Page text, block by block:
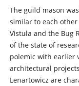
The guild mason
similar to each
Vistula and the Bug
of the state of
polemic with earlier
architectural
Lenartowicz are